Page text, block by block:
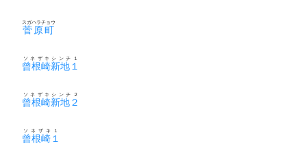
菅原町
スガハラチョウ
曾根崎新地１
ソネザキシンチ１
曾根崎新地２
ソネザキシンチ２
曾根崎１
ソネザキ１